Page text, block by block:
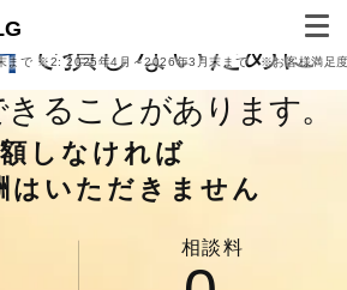
で損しないために
ることがあります。
まで ※2:2025年4月～2026年3月末まで ※お客様満足
しなければ
はいただきません
相談料